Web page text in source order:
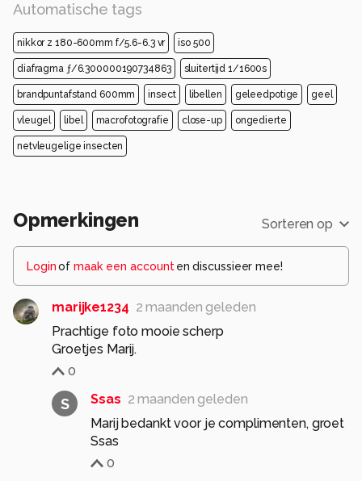
Automatische tags
nikkor z 180-600mm f/5.6-6.3 vr iso 500
diafragma ƒ/6.300000190734863 sluitertijd 1/1600s
brandpuntafstand 600mm insect libellen geleedpotige geel
vleugel libel macrofotografie close-up ongedierte
netvleugelige insecten
Opmerkingen Sorteren op
Loginof maak een account en discussieer mee!
marijke1234 2 maanden geleden
Prachtige foto mooie scherp
Groetjes Marij.
0
S Ssas 2 maanden geleden
Marij bedankt voor je complimenten, groet
Ssas
0